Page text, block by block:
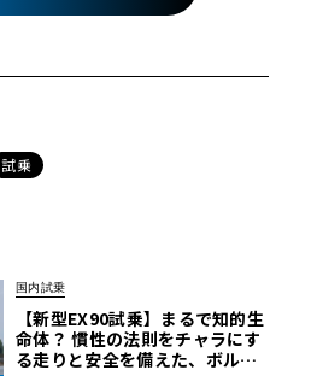
試乗
国内試乗
【新型EX90試乗】まるで知的生
命体？ 慣性の法則をチャラにす
る走りと安全を備えた、ボルボ